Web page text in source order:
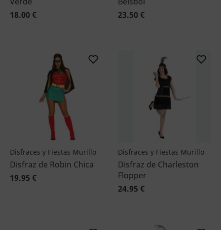
18.00 €
23.50 €
Disfraces y Fiestas Murillo
Disfraz de Robin Chica
19.95 €
Disfraces y Fiestas Murillo
Disfraz de Charleston
Flopper
24.95 €